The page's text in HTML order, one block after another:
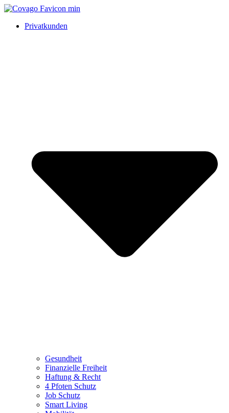
Privatkunden
Gesundheit
Finanzielle Freiheit
Haftung & Recht
4 Pfoten Schutz
Job Schutz
Smart Living